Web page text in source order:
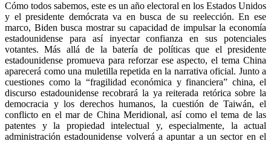
Cómo todos sabemos, este es un año electoral en los Estados Unidos
y el presidente demócrata va en busca de su reelección. En ese
marco, Biden busca mostrar su capacidad de impulsar la economía
estadounidense para así inyectar confianza en sus potenciales
votantes. Más allá de la batería de políticas que el presidente
estadounidense promueva para reforzar ese aspecto, el tema China
aparecerá como una muletilla repetida en la narrativa oficial. Junto a
cuestiones como la “fragilidad económica y financiera” china, el
discurso estadounidense recobrará la ya reiterada retórica sobre la
democracia y los derechos humanos, la cuestión de Taiwán, el
conflicto en el mar de China Meridional, así como el tema de las
patentes y la propiedad intelectual y, especialmente, la actual
administración estadounidense volverá a apuntar a un sector en el